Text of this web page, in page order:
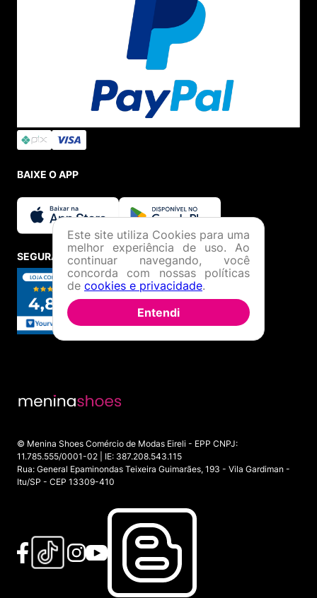
BAIXE O APP
SEGURANÇA E CREDIBILIDADE
© Menina Shoes Comércio de Modas Eireli - EPP CNPJ:
11.785.555/0001-02 | IE: 387.208.543.115
Rua: General Epaminondas Teixeira Guimarães, 193 - Vila Gardiman -
Itu/SP - CEP 13309-410
Este site utiliza Cookies para uma
melhor experiência de uso. Ao
continuar navegando, você
concorda com nossas políticas
de cookies e privacidade.
Entendi